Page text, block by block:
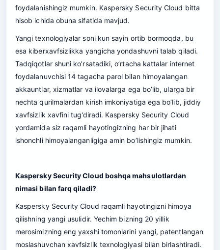
foydalanishingiz mumkin. Kaspersky Security Cloud bitta
hisob ichida obuna sifatida mavjud.
Yangi texnologiyalar soni kun sayin ortib bormoqda, bu
esa kiberxavfsizlikka yangicha yondashuvni talab qiladi.
Tadqiqotlar shuni ko’rsatadiki, o’rtacha kattalar internet
foydalanuvchisi 14 tagacha parol bilan himoyalangan
akkauntlar, xizmatlar va ilovalarga ega bo’lib, ularga bir
nechta qurilmalardan kirish imkoniyatiga ega bo’lib, jiddiy
xavfsizlik xavfini tug’diradi. Kaspersky Security Cloud
yordamida siz raqamli hayotingizning har bir jihati
ishonchli himoyalanganligiga amin bo’lishingiz mumkin.
Kaspersky Security Cloud boshqa mahsulotlardan
nimasi bilan farq qiladi?
Kaspersky Security Cloud raqamli hayotingizni himoya
qilishning yangi usulidir. Yechim bizning 20 yillik
merosimizning eng yaxshi tomonlarini yangi, patentlangan
moslashuvchan xavfsizlik texnologiyasi bilan birlashtiradi.